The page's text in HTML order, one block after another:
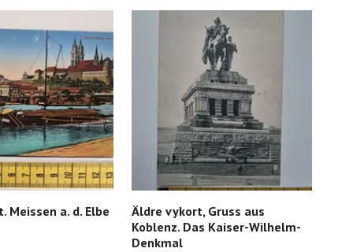
Meissen a. d. Elbe
Äldre vykort, Gruss aus
Koblenz. Das Kaiser-Wilhelm-
Denkmal